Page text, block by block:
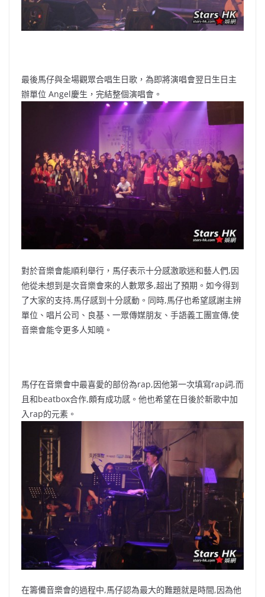
最後馬仔與全場觀眾合唱生日歌，為即將演唱會翌日生日主
辦單位 Angel慶生，完結整個演唱會。
對於音樂會能順利舉行，馬仔表示十分感激歌迷和藝人們,因
他從未想到是次音樂會來的人數眾多,超出了預期。如今得到
了大家的支持,馬仔感到十分感動。同時,馬仔也希望感謝主辨
單位、唱片公司、良基、一眾傳媒朋友、手語義工團宣傳,使
音樂會能令更多人知曉。
馬仔在音樂會中最喜愛的部份為rap,因他第一次填寫rap詞,而
且和beatbox合作,頗有成功感。他也希望在日後於新歌中加
入rap的元素。
在籌備音樂會的過程中,馬仔認為最大的難題就是時間,因為他